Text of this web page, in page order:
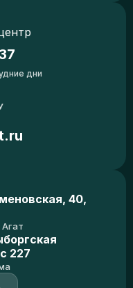
дни
40,
227